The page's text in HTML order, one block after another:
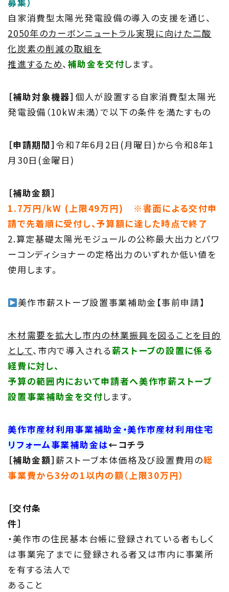
自家消費型太陽光発電設備の導入の支援を通じ、
2050年のカーボンニュートラル実現に向けた二酸
化炭素の削減の取組を
推進するため、補助金を交付します。
［補助対象機器］ 個人が設置する自家消費型太陽光
発電設備（10kW未満）で以下の条件を満たすもの
［申請期間］令和7年6月2日(月曜日)から令和8年1
月30日(金曜日)
［補助金額］
1.7万円/kW (上限49万円) ※書面による交付申
請で先着順に受付し、予算額に達した時点で終了
2.算定基礎太陽光モジュールの公称最大出力とパワ
ーコンディショナーの定格出力のいずれか低い値を
使用します。
美作市薪ストーブ設置事業補助金【事前申請】
木材需要を拡大し市内の林業振興を図ることを目的
として、市内で導入される薪ストーブの設置に係る
経費に対し、
予算の範囲内において申請者へ美作市薪ストーブ
設置事業補助金を交付します。
美作市産材利用事業補助金・美作市産材利用住宅
リフォーム事業補助金は←コチラ
［補助金額］薪ストーブ本体価格及び設置費用の総
事業費から3分の1以内の額（上限30万円）
［交付条
・美作市の住民基本台帳に登録されている者もしく
は事業完了までに登録される者又は市内に事業所
を有する法人で
あること